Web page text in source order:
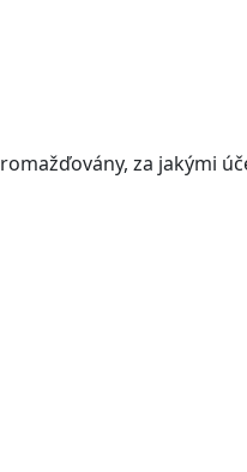
za jakými